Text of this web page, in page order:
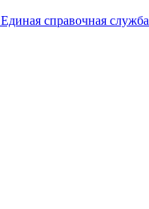
Единая справочная служба